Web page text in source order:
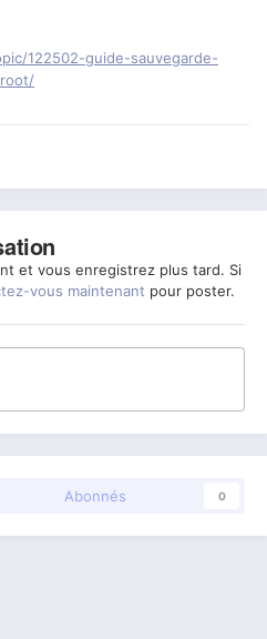
122502-guide-sauvegarde-
et vous enregistrez plus tard. Si
vous maintenant pour poster.
Abonnés 0